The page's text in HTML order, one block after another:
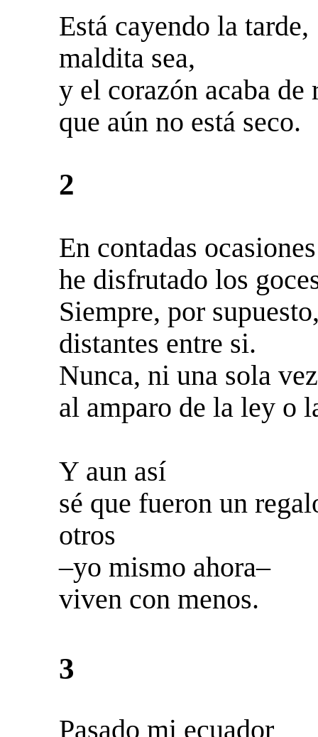
Está cayendo la tarde,
maldita sea,
y el corazón acaba de
que aún no está seco.
2
En contadas ocasiones
he disfrutado los
Siempre, por
distantes entre si.
Nunca, ni una sola
al amparo de la ley o
Y aun así
sé que fueron un
otros
–yo mismo ahora–
viven con menos.
3
Pasado mi ecuador